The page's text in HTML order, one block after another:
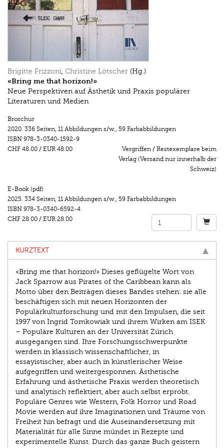
Brigitte Frizzoni, Christine Lötscher (Hg.)
«Bring me that horizon!»
Neue Perspektiven auf Ästhetik und Praxis populärer
Literaturen und Medien
Broschur
2020. 336 Seiten, 11 Abbildungen s/w., 59 Farbabbildungen
ISBN 978-3-0340-1592-9
CHF 48.00 / EUR 48.00
Vergriffen / Restexemplare beim
Verlag (Versand nur innerhalb der
Schweiz)
E-Book (pdf)
2025. 334 Seiten, 11 Abbildungen s/w., 59 Farbabbildungen
ISBN 978-3-0340-6592-4
CHF 28.00 / EUR 28.00
KURZTEXT
«Bring me that horizon!» Dieses geflügelte Wort von
Jack Sparrow aus Pirates of the Caribbean kann als
Motto über den Beiträgen dieses Bandes stehen: sie alle
beschäftigen sich mit neuen Horizonten der
Populärkulturforschung und mit den Impulsen, die seit
1997 von Ingrid Tomkowiak und ihrem Wirken am ISEK
– Populäre Kulturen an der Universität Zürich
ausgegangen sind. Ihre Forschungsschwerpunkte
werden in klassisch wissenschaftlicher, in
essayistischer, aber auch in künstlerischer Weise
aufgegriffen und weitergesponnen. Ästhetische
Erfahrung und ästhetische Praxis werden theoretisch
und analytisch reflektiert, aber auch selbst erprobt.
Populäre Genres wie Western, Folk Horror und Road
Movie werden auf ihre Imaginationen und Träume von
Freiheit hin befragt und die Auseinandersetzung mit
Materialität für alle Sinne mündet in Rezepte und
experimentelle Kunst. Durch das ganze Buch geistern